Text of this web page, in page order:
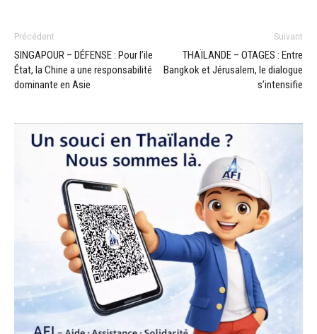
Précédent
SINGAPOUR – DÉFENSE : Pour l’ile
État, la Chine a une responsabilité
dominante en Asie
Suivant
THAÏLANDE – OTAGES : Entre
Bangkok et Jérusalem, le dialogue
s’intensifie